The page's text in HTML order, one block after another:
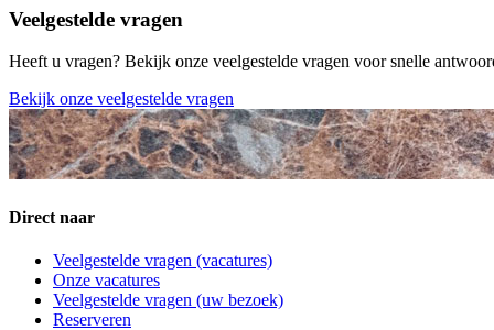
Veelgestelde vragen
Heeft u vragen? Bekijk onze veelgestelde vragen voor snelle
Bekijk onze veelgestelde vragen
Direct naar
Veelgestelde vragen (vacatures)
Onze vacatures
Veelgestelde vragen (uw bezoek)
Reserveren